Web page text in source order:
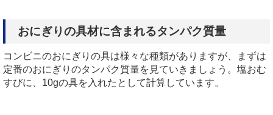
おにぎりの具材に含まれるタンパク質量
コンビニのおにぎりの具は様々な種類がありますが、まずは
定番のおにぎりのタンパク質量を見ていきましょう。塩おむ
すびに、10gの具を入れたとして計算しています。